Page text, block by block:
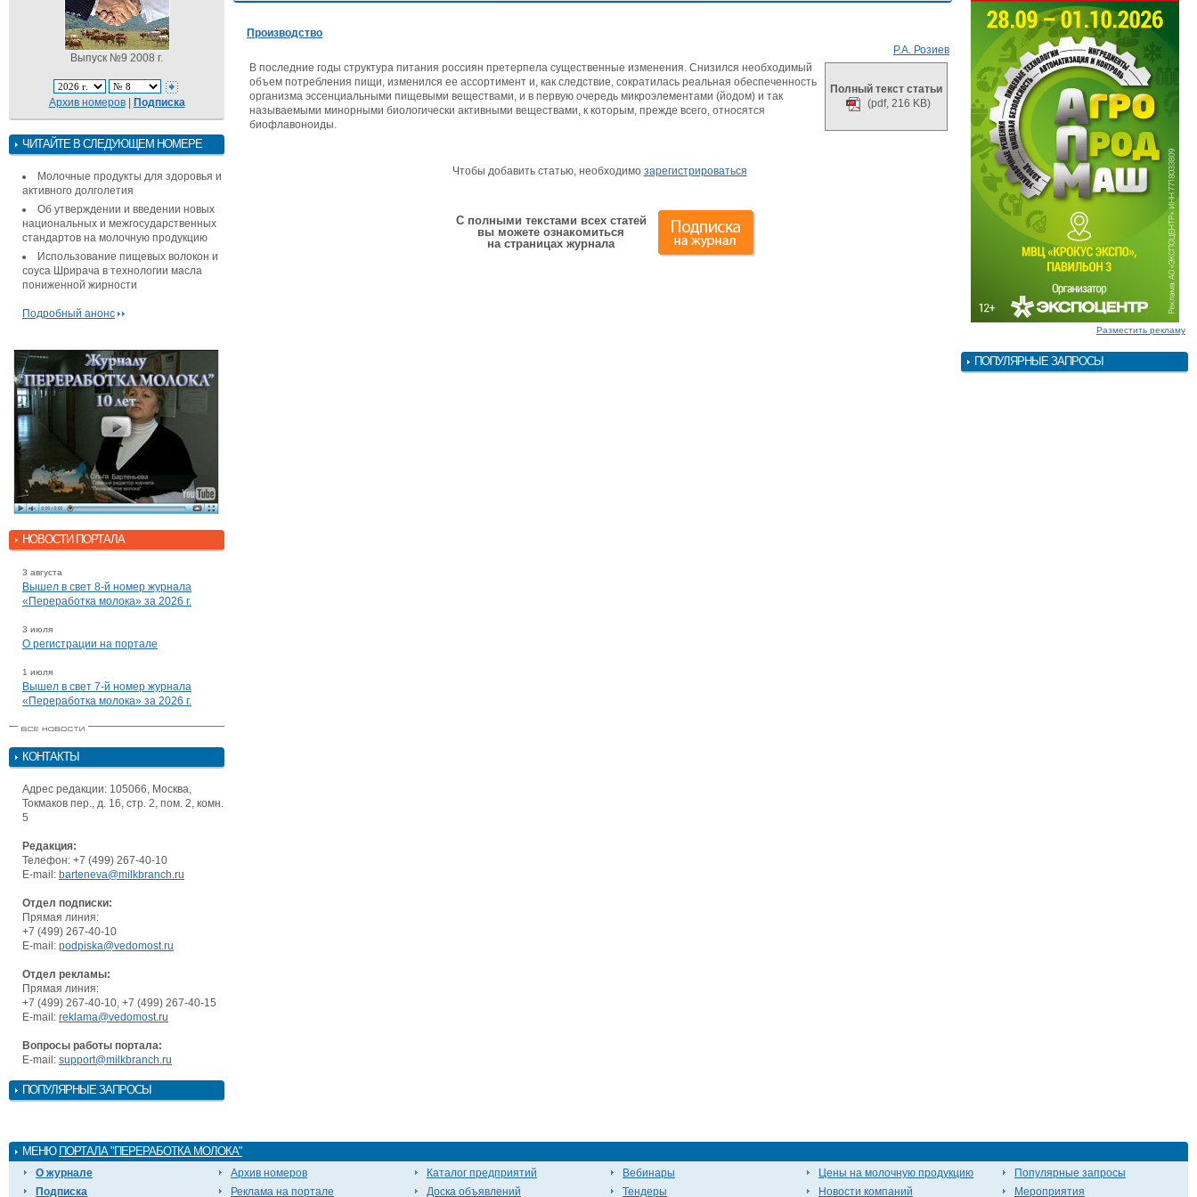
Выпуск №9 2008 г.
Архив номеров| Подписка
ЧИТАЙТЕ В СЛЕДУЮЩЕМ НОМЕРЕ
Молочные продукты для здоровья и
активного долголетия
Об утверждении и введении новых
национальных и межгосударственных
стандартов на молочную продукцию
Использование пищевых волокон и
соуса Шрирача в технологии масла
пониженной жирности
Подробный анонс
НОВОСТИ ПОРТАЛА
3 августа
Вышел в свет 8-й номер журнала
«Переработка молока» за 2026 г.
3 июля
О регистрации на портале
1 июля
Вышел в свет 7-й номер журнала
«Переработка молока» за 2026 г.
КОНТАКТЫ
Адрес редакции: 105066, Москва,
Токмаков пер., д. 16, стр. 2, пом. 2, комн.
5
Редакция:
Телефон: +7 (499) 267-40-10
E-mail: barteneva@milkbranch.ru
Отдел подписки:
Прямая линия:
+7 (499) 267-40-10
E-mail: podpiska@vedomost.ru
Отдел рекламы:
Прямая линия:
+7 (499) 267-40-10, +7 (499) 267-40-15
E-mail: reklama@vedomost.ru
Вопросы работы портала:
E-mail: support@milkbranch.ru
ПОПУЛЯРНЫЕ ЗАПРОСЫ
Производство
Р.А. Розиев
Полный текст статьи
(pdf, 216 KB)
В последние годы структура питания россиян претерпела существенные изменения. Снизился необходимый
объем потребления пищи, изменился ее ассортимент и, как следствие, сократилась реальная обеспеченность
организма эссенциальными пищевыми веществами, и в первую очередь микроэлементами (йодом) и так
называемыми минорными биологически активными веществами, к которым, прежде всего, относятся
биофлавоноиды.
Чтобы добавить статью, необходимо зарегистрироваться
С полными текстами всех статей
вы можете ознакомиться
на страницах журнала
Разместить рекламу
ПОПУЛЯРНЫЕ ЗАПРОСЫ
МЕНЮ ПОРТАЛА "ПЕРЕРАБОТКА МОЛОКА"
О журнале
Подписка
Архив номеров
Реклама на портале
Каталог предприятий
Доска объявлений
Вебинары
Тендеры
Цены на молочную продукцию
Новости компаний
Популярные запросы
Мероприятия